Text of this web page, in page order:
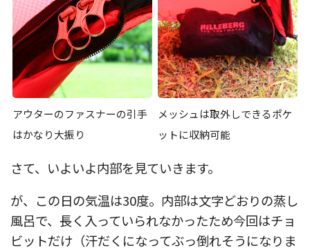
アウターのファスナーの引手
はかなり大振り
メッシュは取外しできるポケ
ットに収納可能
さて、いよいよ内部を見ていきます。
が、この日の気温は30度。内部は文字どおりの蒸し
風呂で、長く入っていられなかったため今回はチョ
ビットだけ（汗だくになってぶっ倒れそうになりま